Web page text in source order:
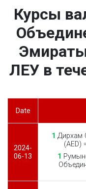
Курсы
ЛЕУ в
Date
2024-
06-13
1 Дирхам
(AED)
1